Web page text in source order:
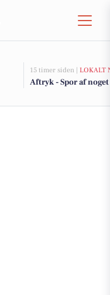
15 timer siden | LOKALT
Aftryk - Spor af